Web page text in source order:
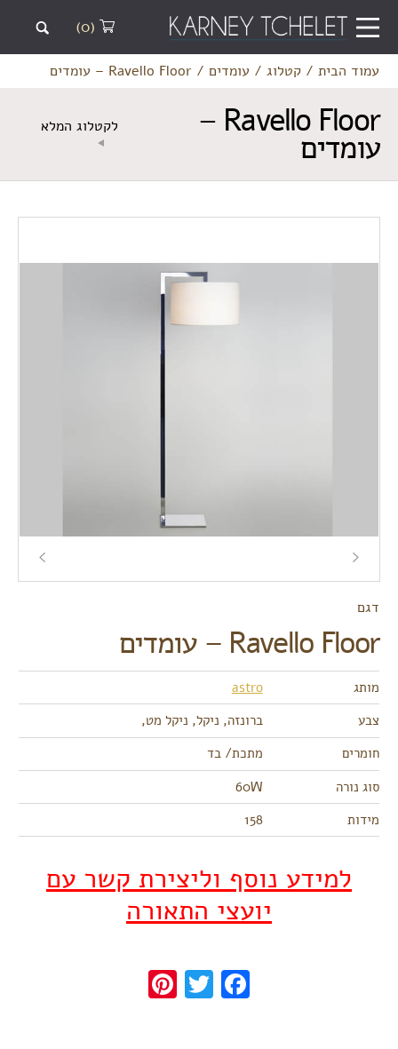
(0)
עמוד הבית/ קטלוג/ עומדים/ Ravello Floor – עומדים
Ravello Floor –
עומדים לקטלוג המלא
דגם
Ravello Floor – עומדים
מותג
astro
צבע
ברונזה, ניקל, ניקל מט,
חומרים
מתכת/ בד
סוג נורה
60W
מידות
158
למידע נוסף וליצירת קשר עם
יועצי התאורה
Facebook
Twitter
Pinterest